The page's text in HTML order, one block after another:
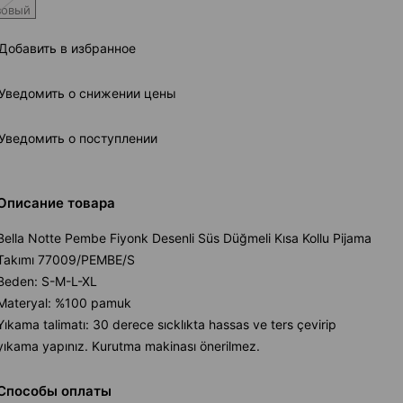
в избранное
о снижении цены
о поступлении
товара
Notte Pembe Fiyonk Desenli Süs Düğmeli Kısa Kollu Pijama
77009/PEMBE/S
S-M-L-XL
%100 pamuk
talimatı: 30 derece sıcklıkta hassas ve ters çevirip
yapınız. Kurutma makinası önerilmez.
оплаты